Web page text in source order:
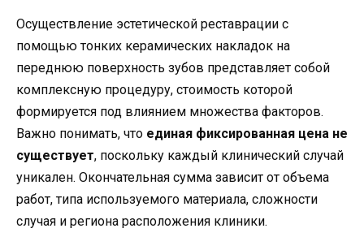
Осуществление эстетической реставрации с
помощью тонких керамических накладок на
переднюю поверхность зубов представляет собой
комплексную процедуру, стоимость которой
формируется под влиянием множества факторов.
Важно понимать, что единая фиксированная цена не
существует, поскольку каждый клинический случай
уникален. Окончательная сумма зависит от объема
работ, типа используемого материала, сложности
случая и региона расположения клиники.